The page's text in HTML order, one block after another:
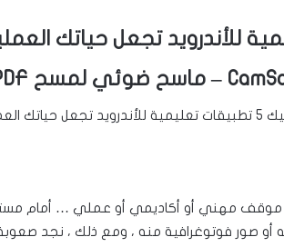
أو صور فوتوغرافية منه ، ومع ذلك ، نجد